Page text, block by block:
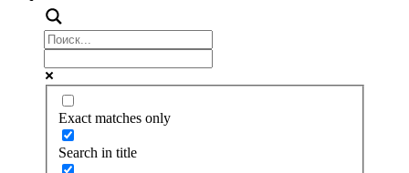
Exact matches only
Search in title